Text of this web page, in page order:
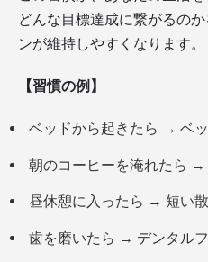
どんな目標達成に繋がるの
ンが維持しやすくなります。
【習慣の例】
ベッドから起きたら → ベ
朝のコーヒーを淹れたら →
昼休憩に入ったら → 短い
歯を磨いたら → デンタル